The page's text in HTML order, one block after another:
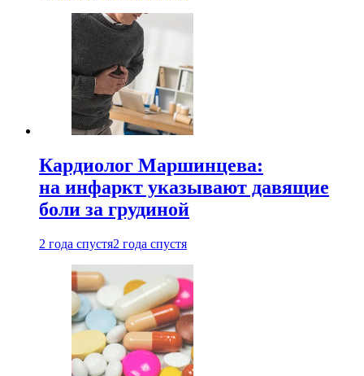
Кардиолог Маршинцева:
на инфаркт указывают давящие
боли за грудиной
2 года спустя2 года спустя